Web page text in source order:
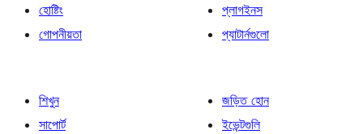
হোষ্টিং
গোপনীয়তা
প্লাগইনস
প্যাটার্নগুলো
শিখুন
সাপোর্ট
জড়িত হোন
ইভেন্টগুলি